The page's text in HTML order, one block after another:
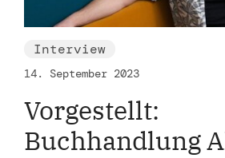
Interview
14. September 2023
Vorgestellt:
Buchhandlung